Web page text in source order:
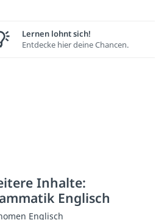
Lernen lohnt sich!
Entdecke hier deine Chancen.
Inhalte:
Englisch
Englisch